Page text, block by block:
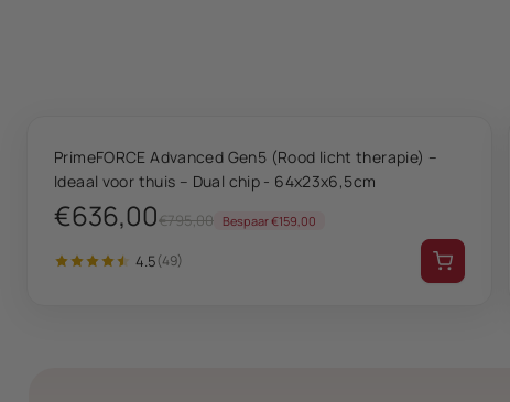
VANDAAG 20% KORTING
PrimeFORCE Advanced Gen5 (Rood licht therapie) –
Ideaal voor thuis – Dual chip - 64x23x6,5cm
€636,00€795,00 Bespaar €159,00
4.5(49)